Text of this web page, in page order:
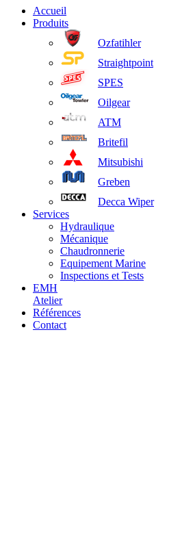
Accueil
Produits
Ozfatihler
Straightpoint
SPES
Oilgear
ATM
Britefil
Mitsubishi
Greben
Decca Wiper
Services
Hydraulique
Mécanique
Chaudronnerie
Equipement Marine
Inspections et Tests
EMH
Atelier
Références
Contact